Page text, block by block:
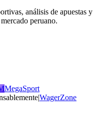
análisis de apuestas y
peruano.
MegaSport
|WagerZone